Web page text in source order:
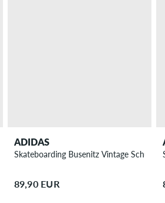
ADIDAS
Skateboarding Busenitz Vintage Schuh
89,90 EUR